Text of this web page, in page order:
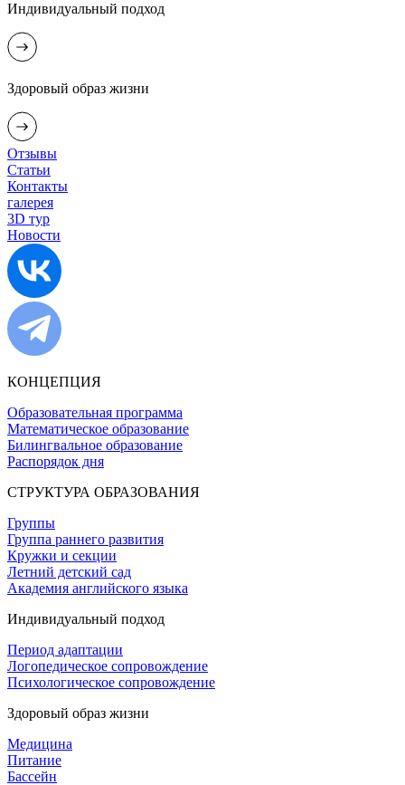
Индивидуальный подход
Здоровый образ жизни
Отзывы
Статьи
Контакты
галерея
3D тур
Новости
КОНЦЕПЦИЯ
Образовательная программа
Математическое образование
Билингвальное образование
Распорядок дня
СТРУКТУРА ОБРАЗОВАНИЯ
Группы
Группа раннего развития
Кружки и секции
Летний детский сад
Академия английского языка
Индивидуальный подход
Период адаптации
Логопедическое сопровождение
Психологическое сопровождение
Здоровый образ жизни
Медицина
Питание
Бассейн